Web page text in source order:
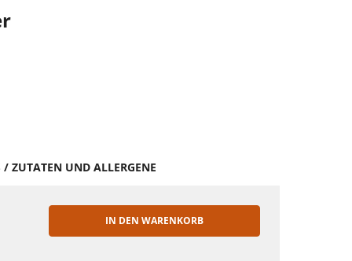
/ ZUTATEN UND ALLERGENE
IN DEN WARENKORB